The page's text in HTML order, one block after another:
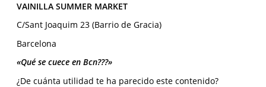
VAINILLA SUMMER MARKET
C/Sant Joaquim 23 (Barrio de Gracia)
Barcelona
«Qué se cuece en Bcn???»
¿De cuánta utilidad te ha parecido este contenido?